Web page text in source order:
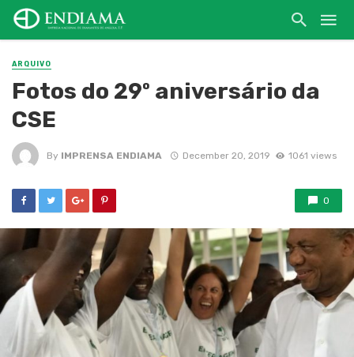
ARQUIVO
Fotos do 29º aniversário da
CSE
By IMPRENSA ENDIAMA December 20, 2019 1061 views
0